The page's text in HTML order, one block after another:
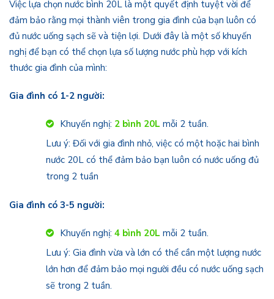
Việc lựa chọn nước bình 20L là một quyết định tuyệt vời để
đảm bảo rằng mọi thành viên trong gia đình của bạn luôn có
đủ nước uống sạch sẽ và tiện lợi. Dưới đây là một số khuyến
nghị để bạn có thể chọn lựa số lượng nước phù hợp với kích
thước gia đình của mình:
Gia đình có 1-2 người:
Khuyến nghị: 2 bình 20L mỗi 2 tuần.
Lưu ý: Đối với gia đình nhỏ, việc có một hoặc hai bình
nước 20L có thể đảm bảo bạn luôn có nước uống đủ
trong 2 tuần
Gia đình có 3-5 người:
Khuyến nghị: 4 bình 20L mỗi 2 tuần.
Lưu ý: Gia đình vừa và lớn có thể cần một lượng nước
lớn hơn để đảm bảo mọi người đều có nước uống sạch
sẽ trong 2 tuần.